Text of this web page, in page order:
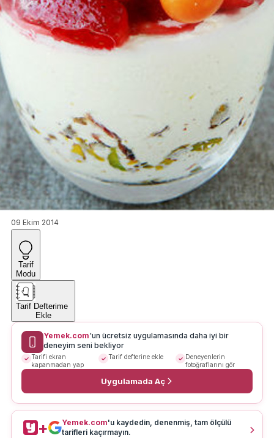
09 Ekim 2014
Tarif
Modu
Tarif Defterime
Ekle
Yemek.com'un ücretsiz uygulamasında daha iyi bir
deneyim seni bekliyor
Tarifi ekran
kapanmadan yap
Tarif defterine ekle
Deneyenlerin
fotoğraflarını gör
Uygulamada Aç
+ Yemek.com'u kaydedin, denenmiş, tam ölçülü
tarifleri kaçırmayın.